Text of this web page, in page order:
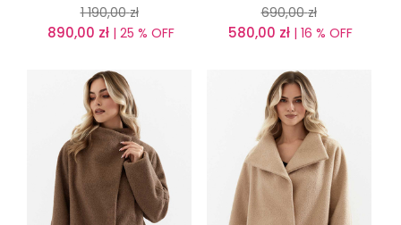
1 190,00 zł
890,00 zł| 25 % OFF
690,00 zł
580,00 zł| 16 % OFF